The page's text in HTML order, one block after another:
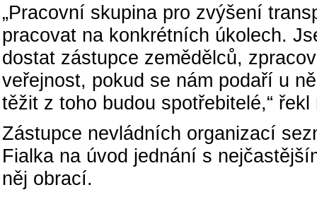
„Pracovní skupina pro zvýšení
pracovat na konkrétních úkolech.
dostat zástupce zemědělců,
veřejnost, pokud se nám podaří u
těžit z toho budou spotřebitelé,“
Zástupce nevládních organizací
Fialka na úvod jednání s
něj obrací.